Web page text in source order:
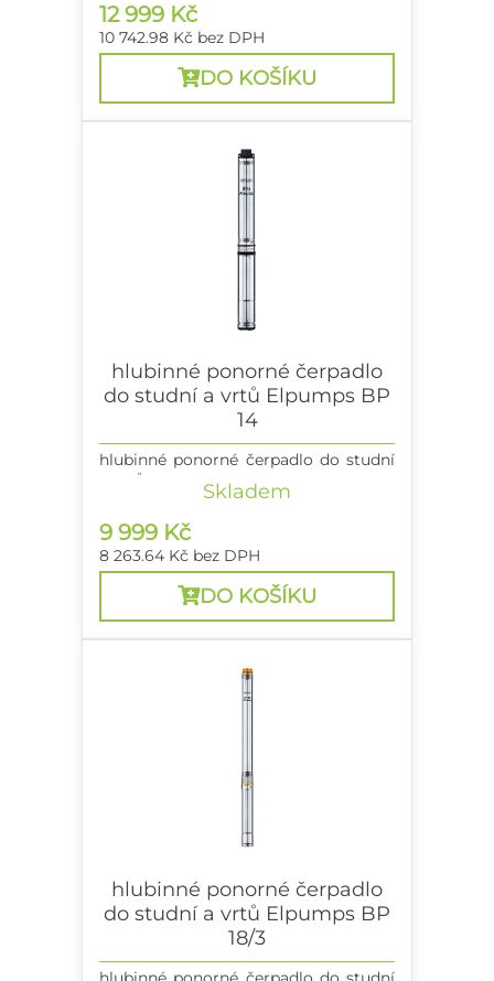
12 999 Kč
10 742.98 Kč bez DPH
DO KOŠÍKU
hlubinné ponorné čerpadlo
do studní a vrtů Elpumps BP
14
hlubinné ponorné čerpadlo do studní
a vrtů
Skladem
9 999 Kč
8 263.64 Kč bez DPH
DO KOŠÍKU
hlubinné ponorné čerpadlo
do studní a vrtů Elpumps BP
18/3